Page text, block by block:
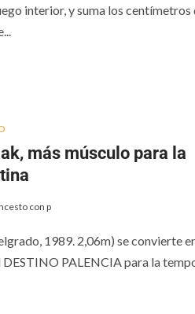
interior, y suma los centímetros
más músculo para la
con p
1989. 2,06m) se convierte
PALENCIA para la